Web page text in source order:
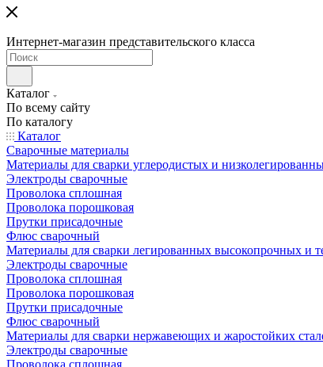
Интернет-магазин представительского класса
Каталог
По всему сайту
По каталогу
Каталог
Сварочные материалы
Материалы для сварки углеродистых и
Электроды сварочные
Проволока сплошная
Проволока порошковая
Прутки присадочные
Флюс сварочный
Материалы для сварки легированных высокопрочных и
Электроды сварочные
Проволока сплошная
Проволока порошковая
Прутки присадочные
Флюс сварочный
Материалы для сварки нержавеющих и жаростойких
Электроды сварочные
Проволока сплошная